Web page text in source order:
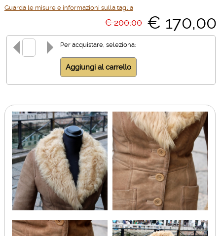
Guarda le misure e informazioni sulla taglia
€ 200,00 € 170,00
Per acquistare, seleziona: